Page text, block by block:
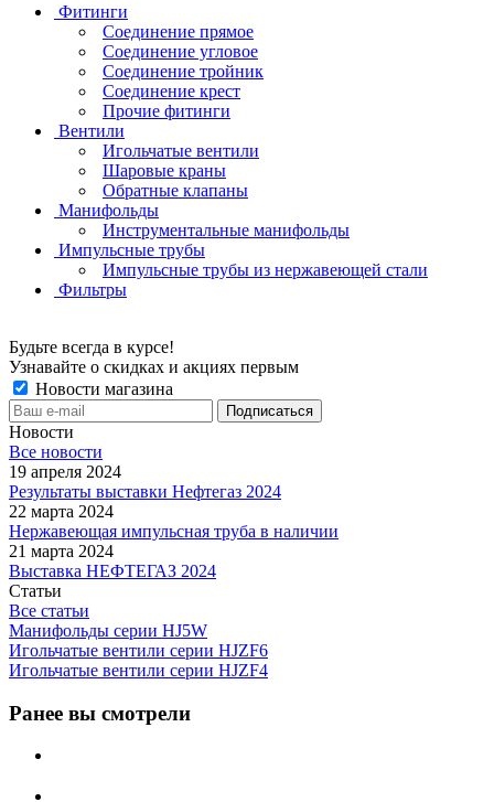
Фитинги
Соединение прямое
Соединение угловое
Соединение тройник
Соединение крест
Прочие фитинги
Вентили
Игольчатые вентили
Шаровые краны
Обратные клапаны
Манифольды
Инструментальные манифольды
Импульсные трубы
Импульсные трубы из нержавеющей стали
Фильтры
Будьте всегда в курсе!
Узнавайте о скидках и акциях первым
Новости магазина
Новости
Все новости
19 апреля 2024
Результаты выставки Нефтегаз 2024
22 марта 2024
Нержавеющая импульсная труба в наличии
21 марта 2024
Выставка НЕФТЕГАЗ 2024
Статьи
Все статьи
Манифольды серии HJ5W
Игольчатые вентили серии HJZF6
Игольчатые вентили серии HJZF4
Ранее вы смотрели